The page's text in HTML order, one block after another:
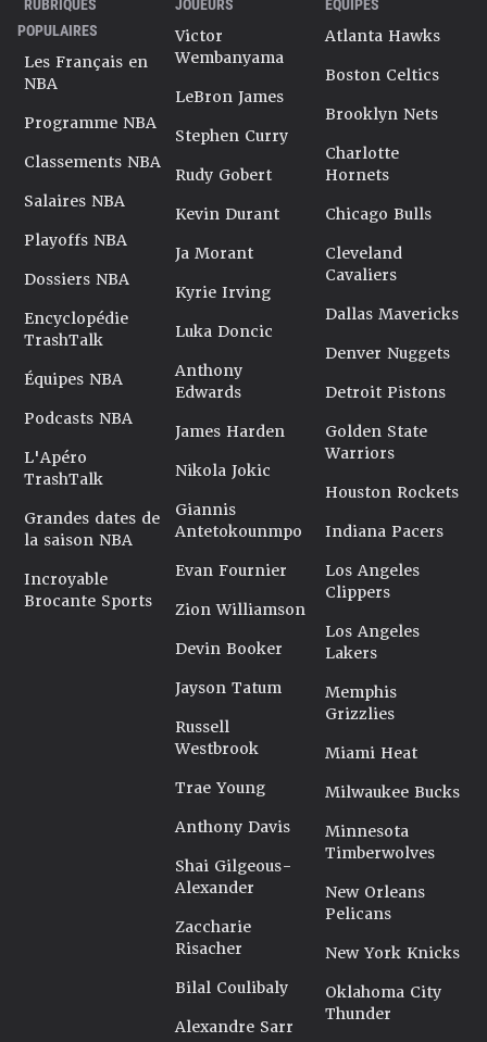
POPULAIRES
Les Français en
NBA
Programme NBA
Classements NBA
Salaires NBA
Playoffs NBA
Dossiers NBA
Encyclopédie
TrashTalk
Équipes NBA
Podcasts NBA
L'Apéro
TrashTalk
Grandes dates de
la saison NBA
Incroyable
Brocante Sports
Victor
Wembanyama
LeBron James
Stephen Curry
Rudy Gobert
Kevin Durant
Ja Morant
Kyrie Irving
Luka Doncic
Anthony
Edwards
James Harden
Nikola Jokic
Giannis
Antetokounmpo
Evan Fournier
Zion Williamson
Devin Booker
Jayson Tatum
Russell
Westbrook
Trae Young
Anthony Davis
Shai Gilgeous-
Alexander
Zaccharie
Risacher
Bilal Coulibaly
Alexandre Sarr
Atlanta Hawks
Boston Celtics
Brooklyn Nets
Charlotte
Hornets
Chicago Bulls
Cleveland
Cavaliers
Dallas Mavericks
Denver Nuggets
Detroit Pistons
Golden State
Warriors
Houston Rockets
Indiana Pacers
Los Angeles
Clippers
Los Angeles
Lakers
Memphis
Grizzlies
Miami Heat
Milwaukee Bucks
Minnesota
Timberwolves
New Orleans
Pelicans
New York Knicks
Oklahoma City
Thunder